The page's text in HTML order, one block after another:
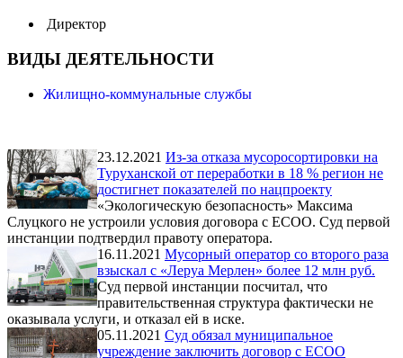
Директор
ВИДЫ ДЕЯТЕЛЬНОСТИ
Жилищно-коммунальные службы
23.12.2021 Из-за отказа мусоросортировки на
Туруханской от переработки в 18 % регион не
достигнет показателей по нацпроекту
«Экологическую безопасность» Максима
Слуцкого не устроили условия договора с ЕСОО. Суд первой
инстанции подтвердил правоту оператора.
16.11.2021 Мусорный оператор со второго раза
взыскал с «Леруа Мерлен» более 12 млн руб.
Суд первой инстанции посчитал, что
правительственная структура фактически не
оказывала услуги, и отказал ей в иске.
05.11.2021 Суд обязал муниципальное
учреждение заключить договор с ЕСОО